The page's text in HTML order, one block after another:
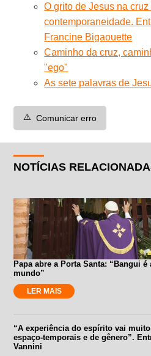
O grito de Jesus na
contemporaneidade.
Francine Bigaouette
Caminho da cruz,
"ego"
As sete palavras de
⚠️ Comunicar erro
NOTÍCIAS
Papa abre a Porta Santa: “Bangui
mundo”
LER MAIS
“A experiência do espírito vai
espaço-temporais e de gênero”.
Vannini